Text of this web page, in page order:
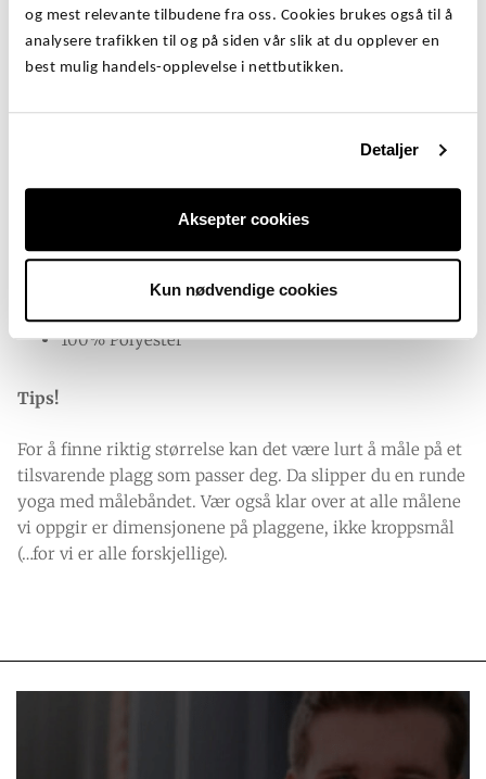
og mest relevante tilbudene fra oss. Cookies brukes også til å
analysere trafikken til og på siden vår slik at du opplever en
best mulig handels-opplevelse i nettbutikken.
Detaljer
Aksepter cookies
Kun nødvendige cookies
-NORTH Latitude Fleece Joggebukse – Løs og
ledig joggebukse i store størrelser
Egenskaper
Mørk blå joggebukse med snøring i livet
Materialer
100% Polyester
Tips!
For å finne riktig størrelse kan det være lurt å måle på et
tilsvarende plagg som passer deg. Da slipper du en runde
yoga med målebåndet. Vær også klar over at alle målene
vi oppgir er dimensjonene på plaggene, ikke kroppsmål
(…for vi er alle forskjellige).